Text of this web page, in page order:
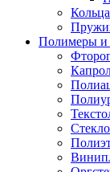
Полимеры и